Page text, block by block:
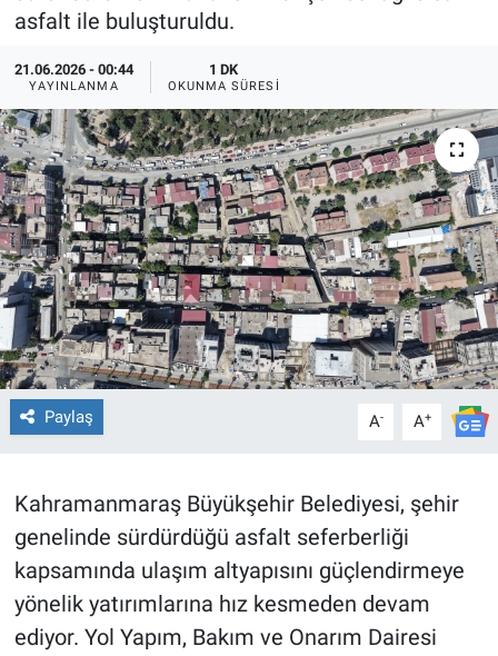
asfalt ile buluşturuldu.
21.06.2026 - 00:44
YAYINLANMA
1 DK
OKUNMA SÜRESI
Paylaş A- A+
Kahramanmaraş Büyükşehir Belediyesi, şehir
genelinde sürdürdüğü asfalt seferberliği
kapsamında ulaşım altyapısını güçlendirmeye
yönelik yatırımlarına hız kesmeden devam
ediyor. Yol Yapım, Bakım ve Onarım Dairesi
Dünya
İlçeler
MAGAZİN
Bilim, Teknoloji
ASAYİŞ
HABERDE İNSAN
EĞİTİM
BİLİM VE TEKNOLOJİ